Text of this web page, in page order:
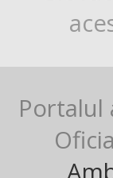
Portalul